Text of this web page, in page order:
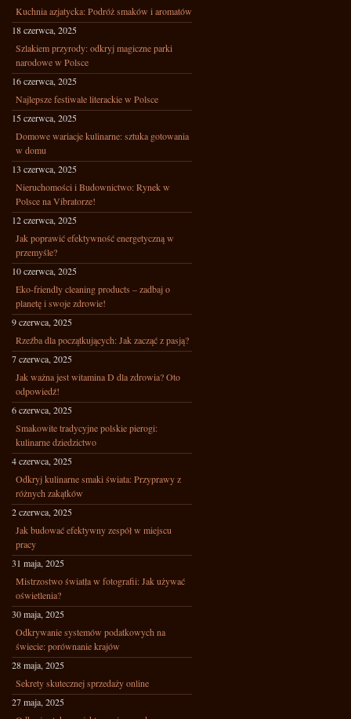
Kuchnia azjatycka: Podróż smaków i aromatów
18 czerwca, 2025
Szlakiem przyrody: odkryj magiczne parki
narodowe w Polsce
16 czerwca, 2025
Najlepsze festiwale literackie w Polsce
15 czerwca, 2025
Domowe wariacje kulinarne: sztuka gotowania
w domu
13 czerwca, 2025
Nieruchomości i Budownictwo: Rynek w
Polsce na Vibratorze!
12 czerwca, 2025
Jak poprawić efektywność energetyczną w
przemyśle?
10 czerwca, 2025
Eko-friendly cleaning products – zadbaj o
planetę i swoje zdrowie!
9 czerwca, 2025
Rzeźba dla początkujących: Jak zacząć z pasją?
7 czerwca, 2025
Jak ważna jest witamina D dla zdrowia? Oto
odpowiedź!
6 czerwca, 2025
Smakowite tradycyjne polskie pierogi:
kulinarne dziedzictwo
4 czerwca, 2025
Odkryj kulinarne smaki świata: Przyprawy z
różnych zakątków
2 czerwca, 2025
Jak budować efektywny zespół w miejscu
pracy
31 maja, 2025
Mistrzostwo światła w fotografii: Jak używać
oświetlenia?
30 maja, 2025
Odkrywanie systemów podatkowych na
świecie: porównanie krajów
28 maja, 2025
Sekrety skutecznej sprzedaży online
27 maja, 2025